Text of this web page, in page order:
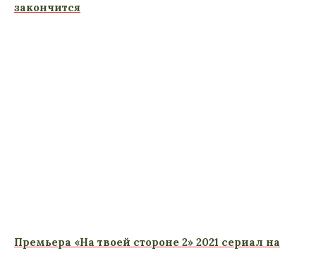
закончится
Премьера «На твоей стороне 2» 2021 сериал на